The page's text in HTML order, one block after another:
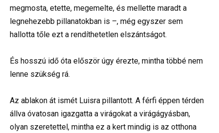
megmosta, etette, megemelte, és mellette maradt a
legnehezebb pillanatokban is –, még egyszer sem
hallotta tőle ezt a rendíthetetlen elszántságot.
És hosszú idő óta először úgy érezte, mintha többé nem
lenne szükség rá.
Az ablakon át ismét Luisra pillantott. A férfi éppen térden
állva óvatosan igazgatta a virágokat a virágágyásban,
olyan szeretettel, mintha ez a kert mindig is az otthona